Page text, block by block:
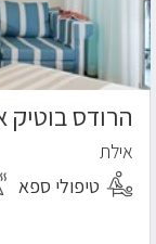
הרודס בוטיק
אילת
טיפולי ספא